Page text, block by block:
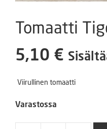
Tomaatti
5,10 €
Viirullinen tomaatti
Varastossa